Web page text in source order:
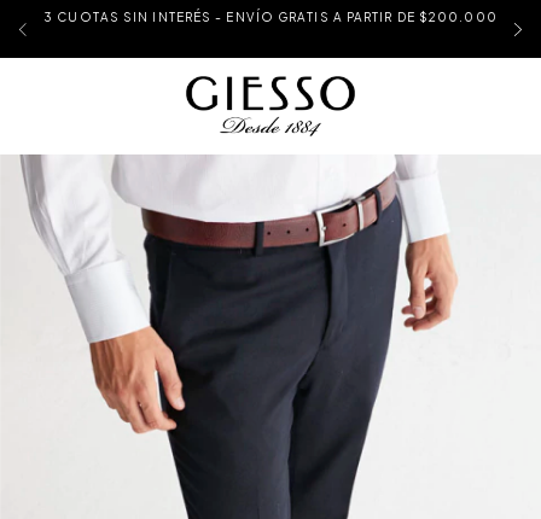
3 CUOTAS SIN INTERÉS - ENVÍO GRATIS A PARTIR DE $200.000